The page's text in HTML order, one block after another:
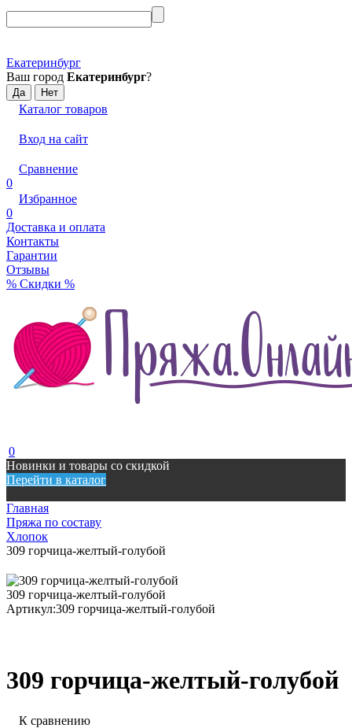
Екатеринбург
Ваш город Екатеринбург?
Каталог товаров
Вход на сайт
Сравнение
0
Избранное
0
Доставка и оплата
Контакты
Гарантии
Отзывы
% Скидки %
0
Новинки и товары со скидкой
Перейти в каталог
Главная
Пряжа по составу
Хлопок
309 горчица-желтый-голубой
309 горчица-желтый-голубой
Артикул:309 горчица-желтый-голубой
309 горчица-желтый-голубой
К сравнению